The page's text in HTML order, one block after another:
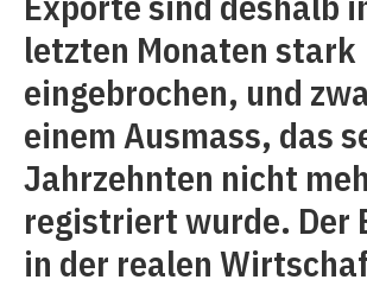
letzten Monaten stark
eingebrochen, und
einem Ausmass, das
Jahrzehnten nicht
registriert wurde. Der
in der realen